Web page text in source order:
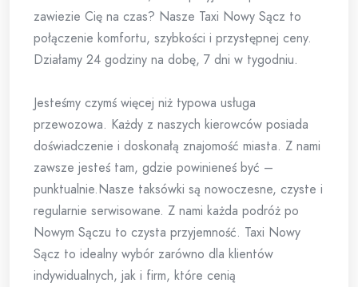
zawiezie Cię na czas? Nasze Taxi Nowy Sącz to
połączenie komfortu, szybkości i przystępnej ceny.
Działamy 24 godziny na dobę, 7 dni w tygodniu.
Jesteśmy czymś więcej niż typowa usługa
przewozowa. Każdy z naszych kierowców posiada
doświadczenie i doskonałą znajomość miasta. Z nami
zawsze jesteś tam, gdzie powinieneś być –
punktualnie.Nasze taksówki są nowoczesne, czyste i
regularnie serwisowane. Z nami każda podróż po
Nowym Sączu to czysta przyjemność. Taxi Nowy
Sącz to idealny wybór zarówno dla klientów
indywidualnych, jak i firm, które cenią